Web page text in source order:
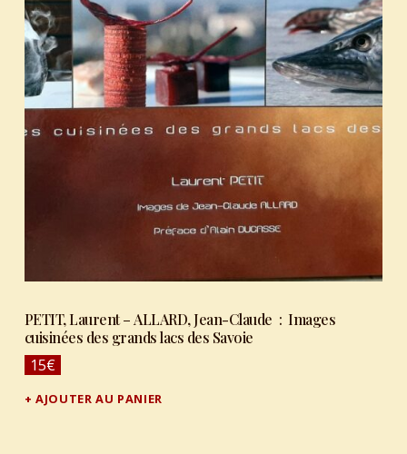
PETIT, Laurent – ALLARD, Jean-Claude : Images
cuisinées des grands lacs des Savoie
15€
AJOUTER AU PANIER